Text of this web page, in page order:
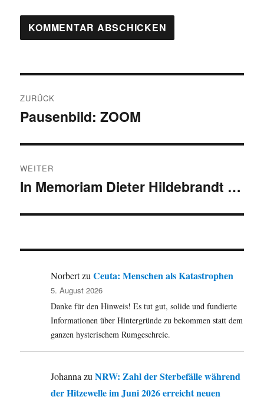
ZURÜCK
Vorheriger
Pausenbild: ZOOM
WEITER
Nächster
In Memoriam Dieter Hildebrandt …
NorbertzuCeuta: Menschen als Katastrophen
5. August 2026
Danke für den Hinweis! Es tut gut, solide und fundierte
Informationen über Hintergründe zu bekommen statt dem
ganzen hysterischem Rumgeschreie.
Johanna zuNRW: Zahl der Sterbefälle während
der Hitzewelle im Juni 2026 erreicht neuen